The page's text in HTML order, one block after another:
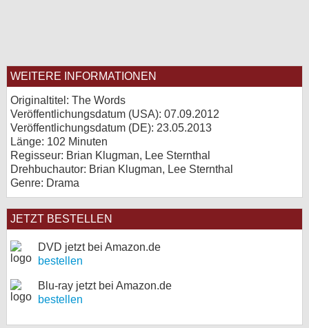
WEITERE INFORMATIONEN
Originaltitel: The Words
Veröffentlichungsdatum (USA): 07.09.2012
Veröffentlichungsdatum (DE): 23.05.2013
Länge: 102 Minuten
Regisseur: Brian Klugman, Lee Sternthal
Drehbuchautor: Brian Klugman, Lee Sternthal
Genre: Drama
JETZT BESTELLEN
DVD jetzt bei Amazon.de
bestellen
Blu-ray jetzt bei Amazon.de
bestellen